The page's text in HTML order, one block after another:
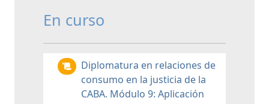
En curso
Diplomatura en relaciones de
consumo en la justicia de la
CABA. Módulo 9: Aplicación